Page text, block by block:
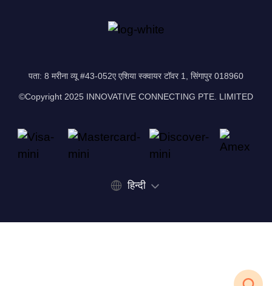
पता: 8 मरीना व्यू #43-052ए एशिया स्क्वायर टॉवर 1, सिंगापुर 018960
©Copyright 2025 INNOVATIVE CONNECTING PTE. LIMITED
हिन्दी